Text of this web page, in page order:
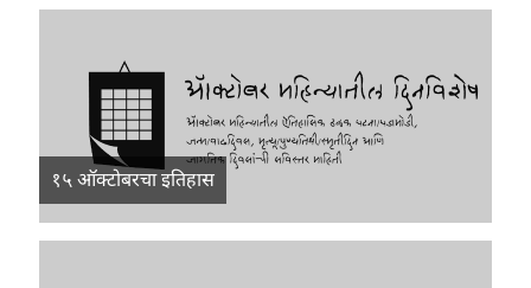
१५ ऑक्टोबरचा इतिहास